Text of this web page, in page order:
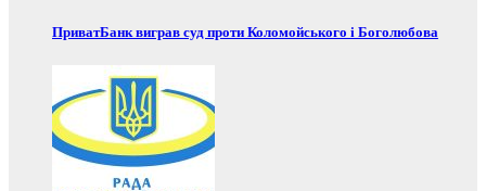
ПриватБанк виграв суд проти Коломойського і Боголюбова